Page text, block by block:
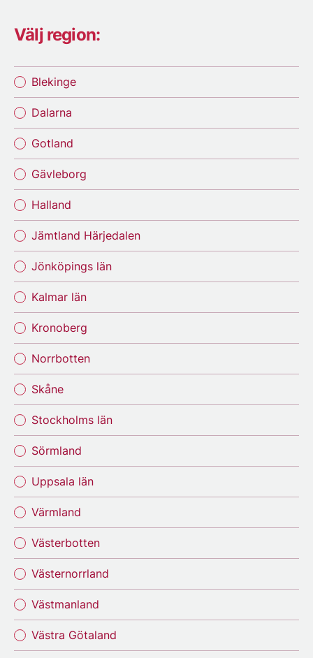
Välj region:
Blekinge
Dalarna
Gotland
Gävleborg
Halland
Jämtland Härjedalen
Jönköpings län
Kalmar län
Kronoberg
Norrbotten
Skåne
Stockholms län
Sörmland
Uppsala län
Värmland
Västerbotten
Västernorrland
Västmanland
Västra Götaland